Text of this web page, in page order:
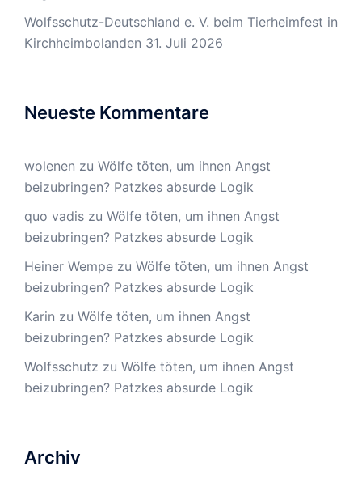
Wolfsschutz-Deutschland e. V. beim Tierheimfest in
Kirchheimbolanden 31. Juli 2026
Neueste Kommentare
wolenen zu Wölfe töten, um ihnen Angst
beizubringen? Patzkes absurde Logik
quo vadis zu Wölfe töten, um ihnen Angst
beizubringen? Patzkes absurde Logik
Heiner Wempe zu Wölfe töten, um ihnen Angst
beizubringen? Patzkes absurde Logik
Karin zu Wölfe töten, um ihnen Angst
beizubringen? Patzkes absurde Logik
Wolfsschutz zu Wölfe töten, um ihnen Angst
beizubringen? Patzkes absurde Logik
Archiv